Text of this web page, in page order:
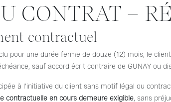
CONTRAT –
contractuel
pour une durée ferme de douze (12) mois, le
sauf accord écrit contraire de GUNAY ou
à l’initiative du client sans motif légal ou
contractuelle en cours demeure exigible, sans